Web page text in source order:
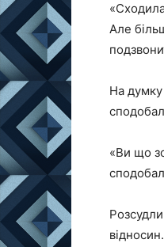
Але
На
«Ви що